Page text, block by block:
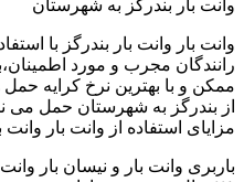
وانت بار بندرگز به شهرستان
وانت بار وانت بار بندرگز با
رانندگان مجرب و مورد
ممکن و با بهترین نرخ کرایه حمل
از بندرگز به شهرستان حمل می
مزایای استفاده از وانت بار وانت
باربری وانت بار و نیسان بار